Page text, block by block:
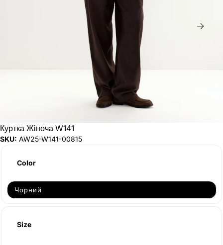
/7
Куртка Жіноча W141
SKU: AW25-W141-00815
Color
Чорний
Size